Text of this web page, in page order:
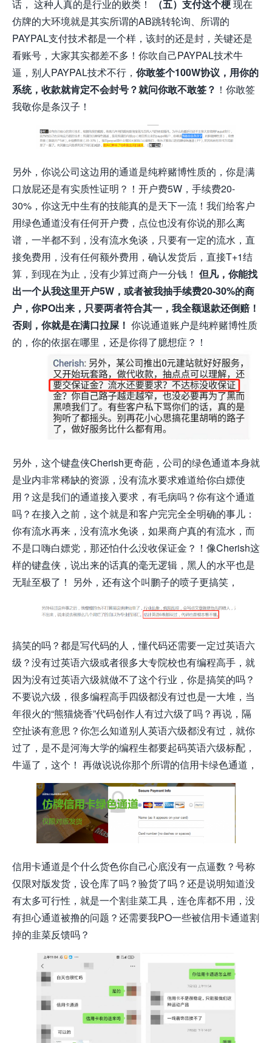
话， 这种人真的是行业的败类！ （五）支付这个梗现在
仿牌的大环境就是其实所谓的AB跳转轮询、所谓的
PAYPAL支付技术都是一个样，该封的还是封，关键还是
看账号，大家其实都差不多！你吹自己PAYPAL技术牛
逼，别人PAYPAL技术不行， 你敢签个100W协议，用你的
系统，收款就肯定不会封号？就问你敢不敢签？ ！你敢签
我敬你是条汉子！
另外，你说公司这边用的通道是纯粹赌博性质的，你是满
口放屁还是有实质性证明？！开户费5W，手续费20-
30%，你这无中生有的技能真的是天下一流！我们给客户
用绿色通道没有任何开户费，点位也没有你说的那么离
谱，一半都不到，没有流水免谈，只要有一定的流水，直
接免费用，没有任何额外费用，确认发货后，直接T+1结
算，到现在为止，没有少算过商户一分钱！ 但凡，你能找
出一个从我这里开户5W，或者被我抽手续费20-30%的商
户，你PO出来，只要两者符合其一，我全额退款还倒赔！
否则，你就是在满口拉屎！ 你说通道账户是纯粹赌博性质
的，你的依据在哪里，还是你得了臆想症？！
另外，这个键盘侠Cherish更奇葩，公司的绿色通道本身就
是业内非常稀缺的资源，没有流水要求难道给你白嫖使
用？这是我们的通道接入要求，有毛病吗？你有这个通道
吗？在接入之前，这个就是和客户完完全全明确的事儿：
你有流水再来，没有流水免谈，如果商户真的有流水，而
不是口嗨白嫖党，那还怕什么没收保证金？！像Cherish这
样的键盘侠，说出来的话真的毫无逻辑，黑人的水平也是
无耻至极了！ 另外，还有这个叫鹏子的喷子更搞笑，
搞笑的吗？都是写代码的人，懂代码还需要一定过英语六
级？没有过英语六级或者很多大专院校也有编程高手，就
因为没有过英语六级就做不了这个行业，你是搞笑的吗？
不要说六级，很多编程高手四级都没有过也是一大堆，当
年很火的“熊猫烧香”代码创作人有过六级了吗？再说，隔
空扯谈有意思？你怎么知道别人英语六级都没有过，就你
过了，是不是河海大学的编程生都要起码英语六级标配，
牛逼了，这个！ 再做说说你那个所谓的信用卡绿色通道，
信用卡通道是个什么货色你自己心底没有一点逼数？号称
仅限对版发货，设仓库了吗？验货了吗？还是说明知道没
有太多可行性，就是一个割韭菜工具，连仓库都不用，没
有担心通道被撸的问题？还需要我PO一些被信用卡通道割
掉的韭菜反馈吗？